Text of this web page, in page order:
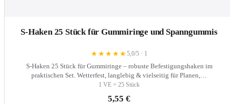
S-Haken 25 Stück für Gummiringe und Spanngummis
★ ★ ★ ★ ★5,0/5 · 1
S-Haken 25 Stück für Gummiringe – robuste Befestigungshaken im
praktischen Set. Wetterfest, langlebig & vielseitig für Planen,…
1 VE = 25 Stück
5,55 €